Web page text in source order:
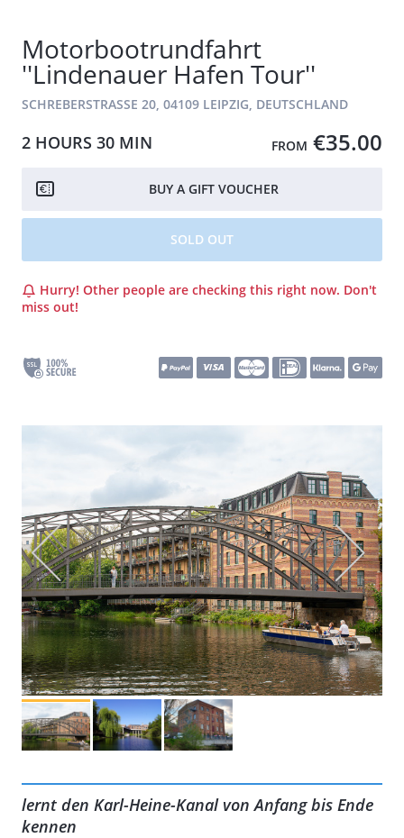
Motorbootrundfahrt
''Lindenauer Hafen Tour''
SCHREBERSTRASSE 20, 04109 LEIPZIG, DEUTSCHLAND
FROM €35.00
2 HOURS 30 MIN
BUY A GIFT VOUCHER
SOLD OUT
Hurry! Other people are checking this right now. Don't
miss out!
lernt den Karl-Heine-Kanal von Anfang bis Ende
kennen